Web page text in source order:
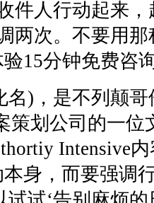
人行动起来，
两次。不要用那
15分钟免费咨
)，是不列颠哥
策划公司的一
Intensive
身，而要强调